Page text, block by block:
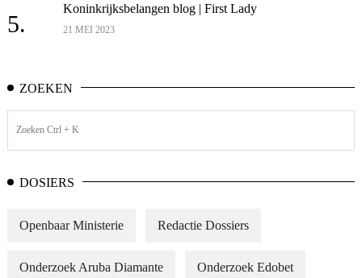
5.
Koninkrijksbelangen blog | First Lady
21 MEI 2023
ZOEKEN
DOSIERS
Openbaar Ministerie Redactie Dossiers
Onderzoek Aruba Diamante Onderzoek Edobet